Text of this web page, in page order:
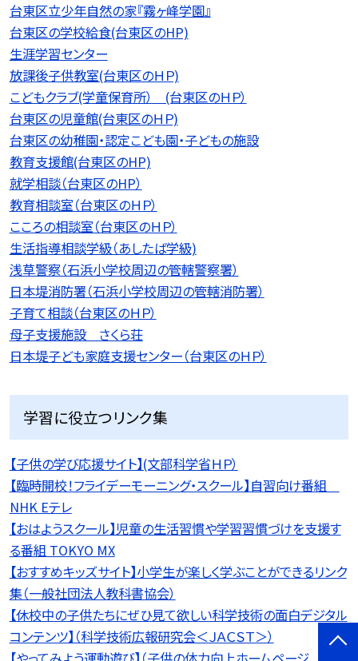
台東区立少年自然の家『霧ヶ峰学園』
台東区の学校給食(台東区のHP)
生涯学習センター
放課後子供教室(台東区のＨＰ)
こどもクラブ(学童保育所） (台東区のＨＰ）
台東区の児童館(台東区のＨＰ)
台東区の幼稚園・認定こども園・子どもの施設
教育支援館(台東区のHP)
就学相談（台東区のHP）
教育相談室（台東区のＨＰ）
こころの相談室（台東区のＨＰ）
生活指導相談学級（あしたば学級)
浅草警察（石浜小学校周辺の管轄警察署）
日本堤消防署（石浜小学校周辺の管轄消防署）
子育て相談（台東区のＨＰ）
母子支援施設 さくら荘
日本堤子ども家庭支援センター（台東区のＨＰ）
学習に役立つリンク集
【子供の学び応援サイト】(文部科学省ＨＰ）
【臨時開校！フライデーモーニング・スクール】自習向け番組
NHK Eテレ
【おはようスクール】児童の生活習慣や学習習慣づけを支援す
る番組 TOKYO MX
【おすすめキッズサイト】小学生が楽しく学ぶことができるリンク
集（一般社団法人教科書協会）
【休校中の子供たちにぜひ見て欲しい科学技術の面白デジタル
コンテンツ】（科学技術広報研究会＜ＪＡＣＳＴ＞）